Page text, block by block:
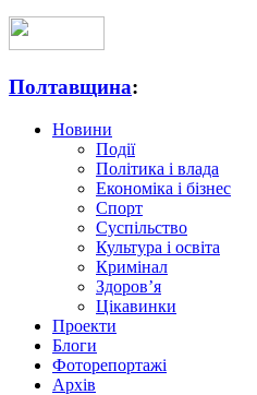
Полтавщина:
Новини
Події
Політика і влада
Економіка і бізнес
Спорт
Суспільство
Культура і освіта
Кримінал
Здоров’я
Цікавинки
Проекти
Блоги
Фоторепортажі
Архів